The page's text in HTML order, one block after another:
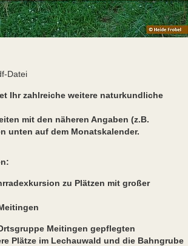
Datei
Ihr zahlreiche weitere naturkundliche
mit den näheren Angaben (z.B.
unten auf dem Monatskalender.
zu Plätzen mit großer
Meitingen gepflegten
Plätze im Lechauwald und die Bahngrube